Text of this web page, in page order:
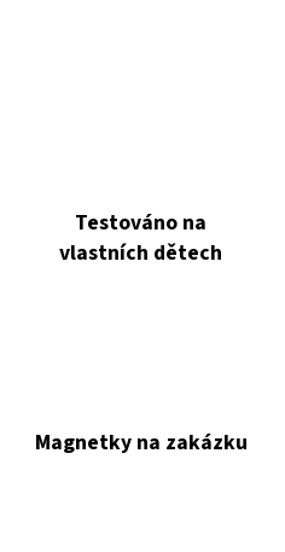
Testováno na
vlastních dětech
Magnetky na zakázku